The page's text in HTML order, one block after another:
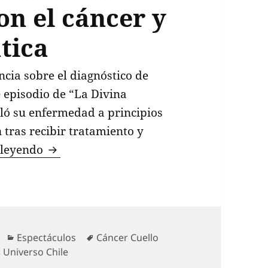
el cáncer y
sobre el diagnóstico de
de “La Divina
su enfermedad a principios
tras recibir tratamiento y
Daniela Nicolás habla sobre su
Categorías
Espectáculos Etiquetas
Cáncer Cuello
Universo Chile